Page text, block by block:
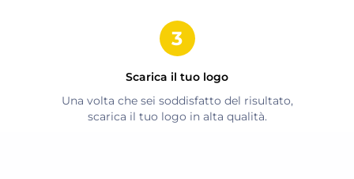
Scarica il tuo logo
Una volta che sei soddisfatto del risultato,
scarica il tuo logo in alta qualità.